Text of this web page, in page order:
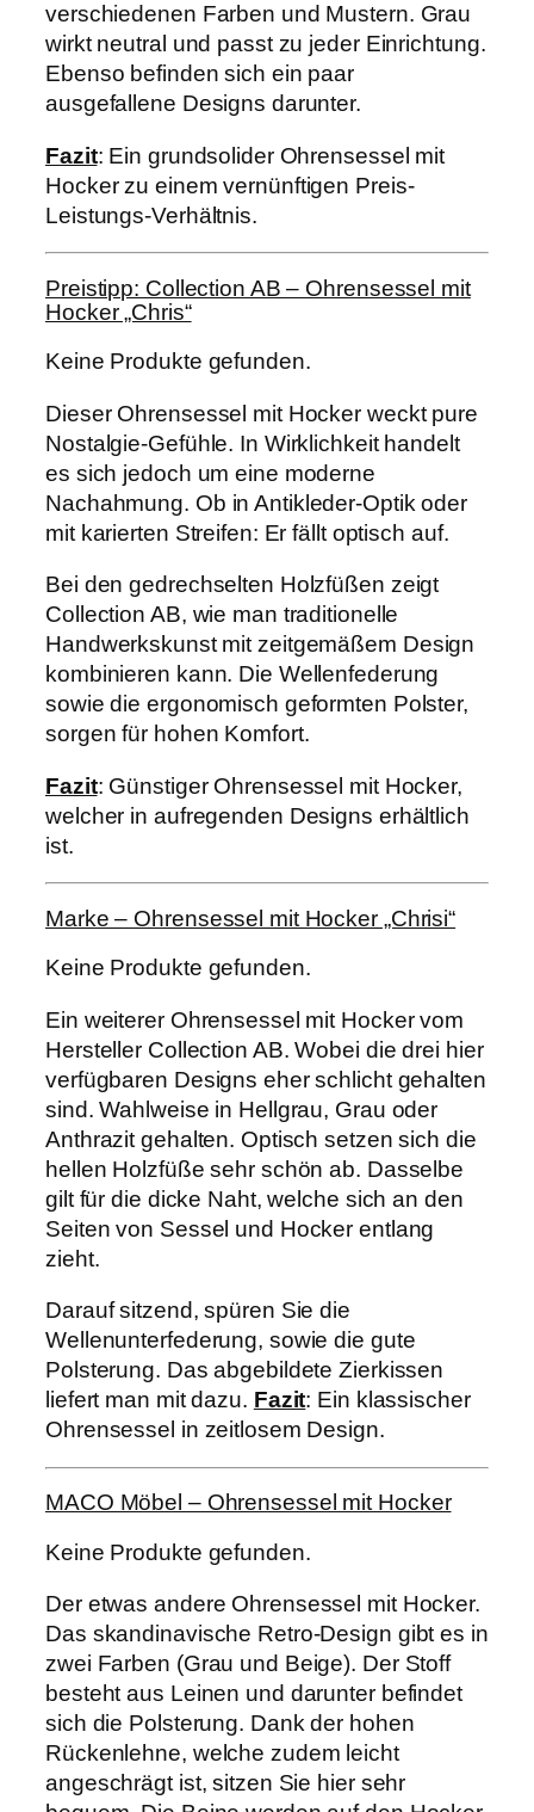
verschiedenen Farben und Mustern. Grau
wirkt neutral und passt zu jeder Einrichtung.
Ebenso befinden sich ein paar
ausgefallene Designs darunter.
Fazit: Ein grundsolider Ohrensessel mit
Hocker zu einem vernünftigen Preis-
Leistungs-Verhältnis.
Preistipp: Collection AB – Ohrensessel mit
Hocker „Chris“
Keine Produkte gefunden.
Dieser Ohrensessel mit Hocker weckt pure
Nostalgie-Gefühle. In Wirklichkeit handelt
es sich jedoch um eine moderne
Nachahmung. Ob in Antikleder-Optik oder
mit karierten Streifen: Er fällt optisch auf.
Bei den gedrechselten Holzfüßen zeigt
Collection AB, wie man traditionelle
Handwerkskunst mit zeitgemäßem Design
kombinieren kann. Die Wellenfederung
sowie die ergonomisch geformten Polster,
sorgen für hohen Komfort.
Fazit: Günstiger Ohrensessel mit Hocker,
welcher in aufregenden Designs erhältlich
ist.
Marke – Ohrensessel mit Hocker „Chrisi“
Keine Produkte gefunden.
Ein weiterer Ohrensessel mit Hocker vom
Hersteller Collection AB. Wobei die drei hier
verfügbaren Designs eher schlicht gehalten
sind. Wahlweise in Hellgrau, Grau oder
Anthrazit gehalten. Optisch setzen sich die
hellen Holzfüße sehr schön ab. Dasselbe
gilt für die dicke Naht, welche sich an den
Seiten von Sessel und Hocker entlang
zieht.
Darauf sitzend, spüren Sie die
Wellenunterfederung, sowie die gute
Polsterung. Das abgebildete Zierkissen
liefert man mit dazu. Fazit: Ein klassischer
Ohrensessel in zeitlosem Design.
MACO Möbel – Ohrensessel mit Hocker
Keine Produkte gefunden.
Der etwas andere Ohrensessel mit Hocker.
Das skandinavische Retro-Design gibt es in
zwei Farben (Grau und Beige). Der Stoff
besteht aus Leinen und darunter befindet
sich die Polsterung. Dank der hohen
Rückenlehne, welche zudem leicht
angeschrägt ist, sitzen Sie hier sehr